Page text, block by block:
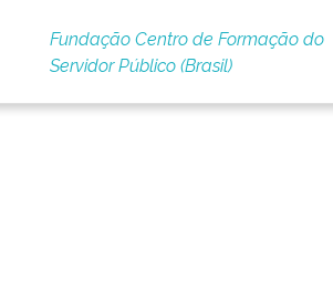
Fundação Centro de Formação do
Servidor Público (Brasil)